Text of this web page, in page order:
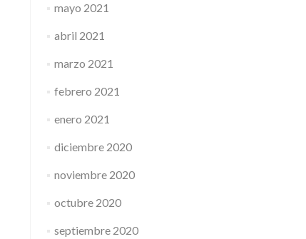
mayo 2021
abril 2021
marzo 2021
febrero 2021
enero 2021
diciembre 2020
noviembre 2020
octubre 2020
septiembre 2020